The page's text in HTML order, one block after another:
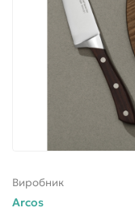
Виробник
Arcos